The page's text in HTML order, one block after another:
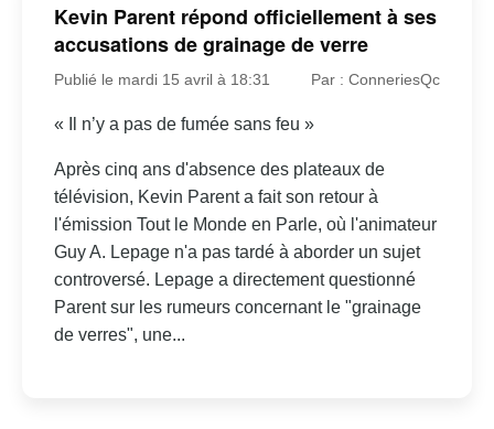
Kevin Parent répond officiellement à ses
accusations de grainage de verre
Publié le mardi 15 avril à 18:31 Par : ConneriesQc
« Il n’y a pas de fumée sans feu »
Après cinq ans d'absence des plateaux de
télévision, Kevin Parent a fait son retour à
l'émission Tout le Monde en Parle, où l'animateur
Guy A. Lepage n'a pas tardé à aborder un sujet
controversé. Lepage a directement questionné
Parent sur les rumeurs concernant le "grainage
de verres", une...